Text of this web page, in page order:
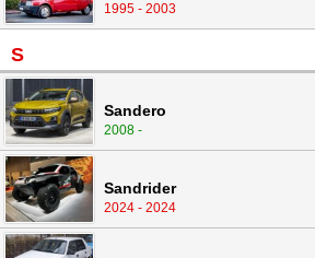
1995 - 2003
S
Sandero
2008 -
Sandrider
2024 - 2024